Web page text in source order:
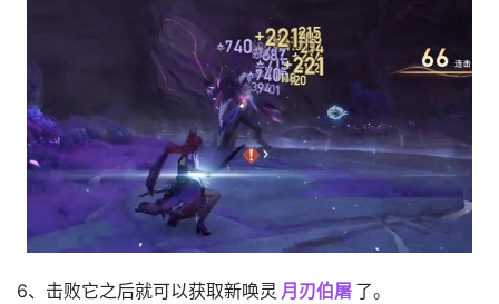
6、击败它之后就可以获取新唤灵 月刃伯屠 了。